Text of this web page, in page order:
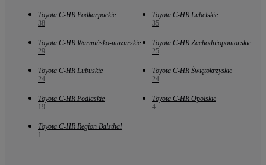
Toyota C-HR Podkarpackie
38
Toyota C-HR Lubelskie
35
Toyota C-HR Warmińsko-mazurskie
29
Toyota C-HR Zachodniopomorskie
25
Toyota C-HR Lubuskie
24
Toyota C-HR Świętokrzyskie
24
Toyota C-HR Podlaskie
19
Toyota C-HR Opolskie
4
Toyota C-HR Region Balsthal
1